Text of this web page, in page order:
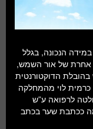
הנכונה, בגלל
אחרת של אור השמש,
הדוקטורנטית
לוי מהמחלקה
לרפואה ע”ש
ככתבת שער בכתב